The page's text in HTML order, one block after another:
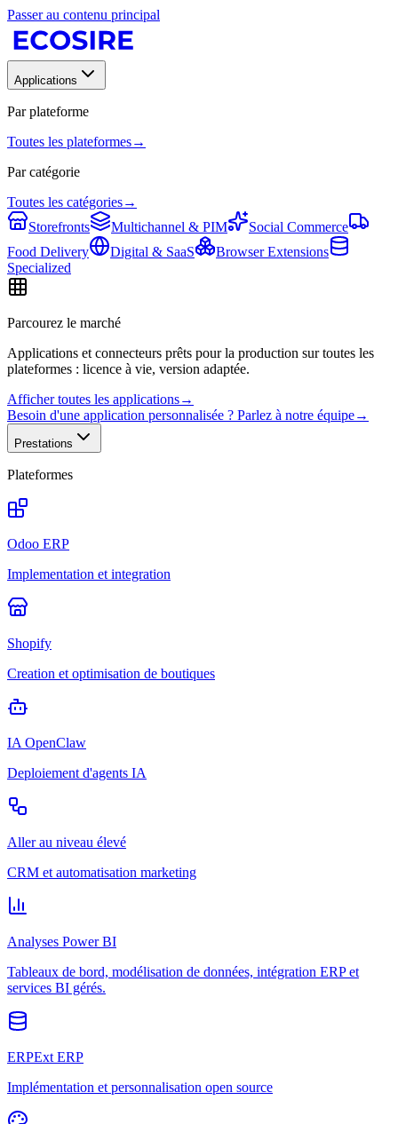
Passer au contenu principal
Applications
Par plateforme
Toutes les plateformes→
Par catégorie
Toutes les catégories→
Storefronts
Multichannel & PIM
Social Commerce
Food Delivery
Digital & SaaS
Browser Extensions
Specialized
Parcourez le marché
Applications et connecteurs prêts pour la production sur toutes les
plateformes : licence à vie, version adaptée.
Afficher toutes les applications→
Besoin d'une application personnalisée ? Parlez à notre équipe→
Prestations
Plateformes
Odoo ERP
Implementation et integration
Shopify
Creation et optimisation de boutiques
IA OpenClaw
Deploiement d'agents IA
Aller au niveau élevé
CRM et automatisation marketing
Analyses Power BI
Tableaux de bord, modélisation de données, intégration ERP et
services BI gérés.
ERPExt ERP
Implémentation et personnalisation open source